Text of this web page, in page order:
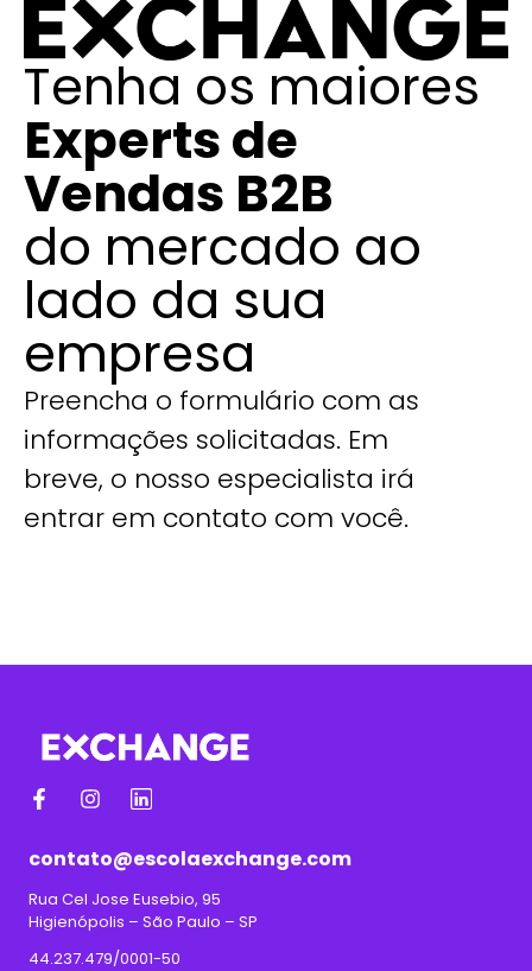
Tenha os maiores
Experts de
Vendas B2B
do mercado ao
lado da sua
empresa
Preencha o formulário com as
informações solicitadas. Em
breve, o nosso especialista irá
entrar em contato com você.
contato@escolaexchange.com
Rua Cel Jose Eusebio, 95
Higienópolis – São Paulo – SP
44.237.479/0001-50